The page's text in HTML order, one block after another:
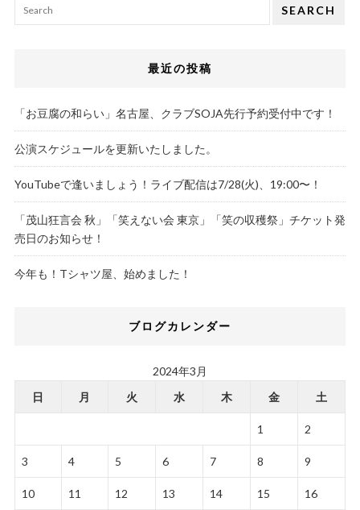
SEARCH
最近の投稿
「お豆腐の和らい」名古屋、クラブSOJA先行予約受付中です！
公演スケジュールを更新いたしました。
YouTubeで逢いましょう！ライブ配信は7/28(火)、19:00〜！
「茂山狂言会 秋」「笑えない会 東京」「笑の収穫祭」チケット発
売日のお知らせ！
今年も！Tシャツ屋、始めました！
ブログカレンダー
2024年3月
日
月 火 水 木 金 土
1 2
3 4 5 6 7 8 9
10 11 12 13 14 15 16